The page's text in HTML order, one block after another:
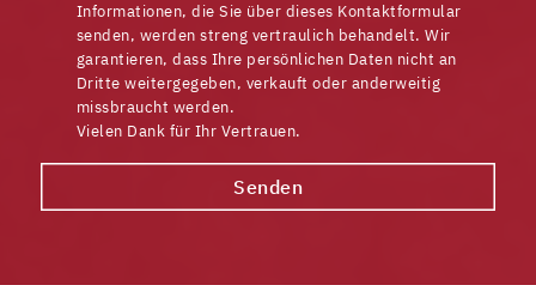
Informationen, die Sie über dieses Kontaktformular
senden, werden streng vertraulich behandelt. Wir
garantieren, dass Ihre persönlichen Daten nicht an
Dritte weitergegeben, verkauft oder anderweitig
missbraucht werden.
Vielen Dank für Ihr Vertrauen.
Senden